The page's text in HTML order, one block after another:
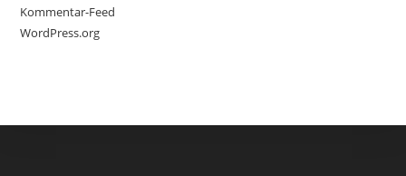
Kommentar-Feed
WordPress.org